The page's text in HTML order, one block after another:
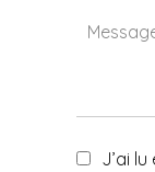
J’ai